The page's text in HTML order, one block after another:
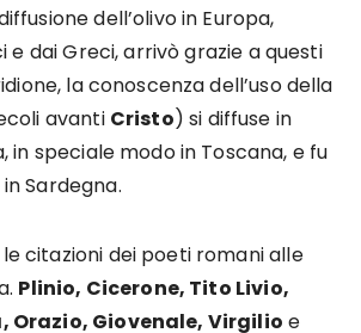
dell’olivo in Europa,
e dai Greci, arrivò grazie a questi
la conoscenza dell’uso della
avanti Cristo) si diffuse in
in speciale modo in Toscana, e fu
Sardegna.
citazioni dei poeti romani alle
Plinio, Cicerone, Tito Livio,
Orazio, Giovenale, Virgilio e